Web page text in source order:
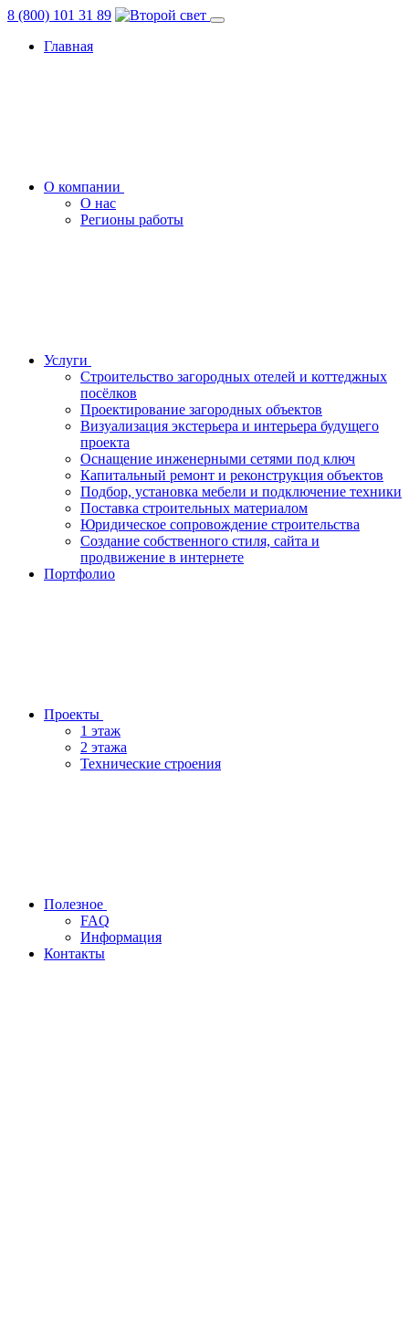
8 (800) 101 31 89
Главная
О компании
О нас
Регионы работы
Услуги
Строительство загородных отелей и коттеджных
посёлков
Проектирование загородных объектов
Визуализация экстерьера и интерьера будущего
проекта
Оснащение инженерными сетями под ключ
Капитальный ремонт и реконструкция объектов
Подбор, установка мебели и подключение техники
Поставка строительных материалом
Юридическое сопровождение строительства
Создание собственного стиля, сайта и
продвижение в интернете
Портфолио
Проекты
1 этаж
2 этажа
Технические строения
Полезное
FAQ
Информация
Контакты